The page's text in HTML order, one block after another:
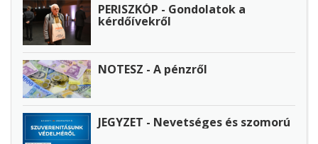
PERISZKÓP - Gondolatok a
kérdőívekről
NOTESZ - A pénzről
JEGYZET - Nevetséges és szomorú